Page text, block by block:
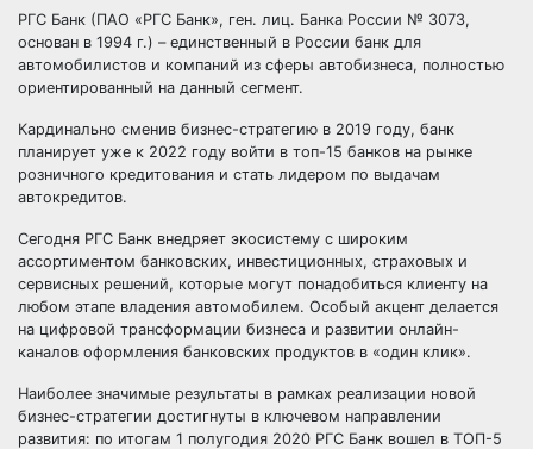
РГС Банк (ПАО «РГС Банк», ген. лиц. Банка России № 3073,
основан в 1994 г.) – единственный в России банк для
автомобилистов и компаний из сферы автобизнеса, полностью
ориентированный на данный сегмент.
Кардинально сменив бизнес-стратегию в 2019 году, банк
планирует уже к 2022 году войти в топ-15 банков на рынке
розничного кредитования и стать лидером по выдачам
автокредитов.
Сегодня РГС Банк внедряет экосистему с широким
ассортиментом банковских, инвестиционных, страховых и
сервисных решений, которые могут понадобиться клиенту на
любом этапе владения автомобилем. Особый акцент делается
на цифровой трансформации бизнеса и развитии онлайн-
каналов оформления банковских продуктов в «один клик».
Наиболее значимые результаты в рамках реализации новой
бизнес-стратегии достигнуты в ключевом направлении
развития: по итогам 1 полугодия 2020 РГС Банк вошел в ТОП-5